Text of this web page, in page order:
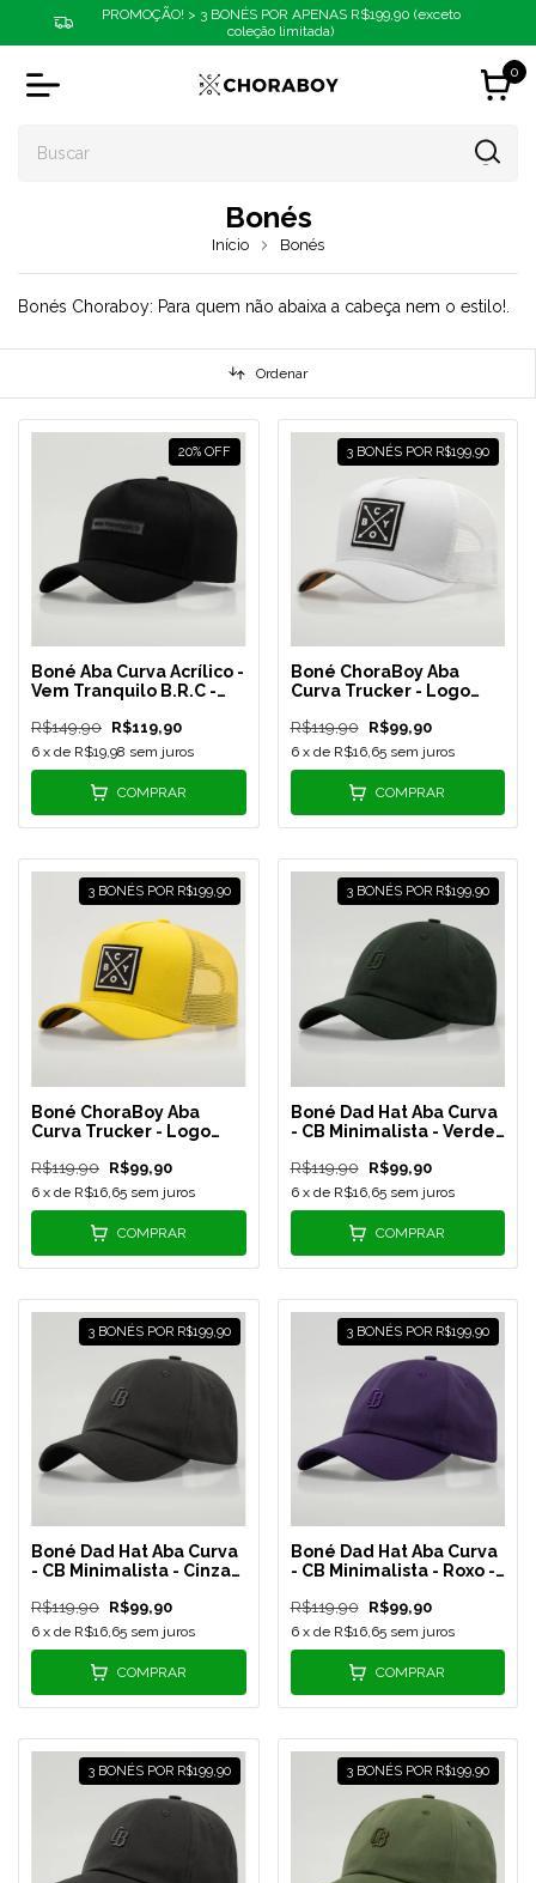
PROMOÇÃO! > 3 BONÉS POR APENAS R$199,90 (exceto
coleção limitada)
0
Bonés
Início Bonés
Bonés Choraboy: Para quem não abaixa a cabeça nem o estilo!.
Ordenar
20% OFF
Boné Aba Curva Acrílico -
Vem Tranquilo B.R.C -
R$149,90 R$119,90
6 x de R$19,98 sem juros
COMPRAR
3 BONÉS POR R$199,90
Boné ChoraBoy Aba
Curva Trucker - Logo
186
R$119,90 R$99,90
6 x de R$16,65 sem juros
COMPRAR
3 BONÉS POR R$199,90
Boné ChoraBoy Aba
Curva Trucker - Logo
REF 178
R$119,90 R$99,90
6 x de R$16,65 sem juros
COMPRAR
3 BONÉS POR R$199,90
Boné Dad Hat Aba Curva
- CB Minimalista - Verde
R$119,90 R$99,90
6 x de R$16,65 sem juros
COMPRAR
3 BONÉS POR R$199,90
Boné Dad Hat Aba Curva
- CB Minimalista - Cinza
R$119,90 R$99,90
6 x de R$16,65 sem juros
COMPRAR
3 BONÉS POR R$199,90
Boné Dad Hat Aba Curva
- CB Minimalista - Roxo -
R$119,90 R$99,90
6 x de R$16,65 sem juros
COMPRAR
3 BONÉS POR R$199,90 3 BONÉS POR R$199,90